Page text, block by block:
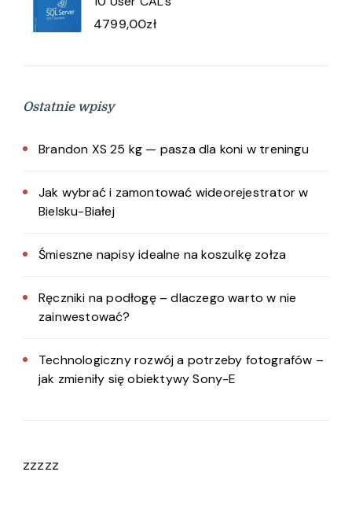
4799,00zł
Ostatnie wpisy
Brandon XS 25 kg — pasza dla koni w treningu
Jak wybrać i zamontować wideorejestrator w
Bielsku-Białej
Śmieszne napisy idealne na koszulkę zołza
Ręczniki na podłogę – dlaczego warto w nie
zainwestować?
Technologiczny rozwój a potrzeby fotografów –
jak zmieniły się obiektywy Sony-E
zzzzz